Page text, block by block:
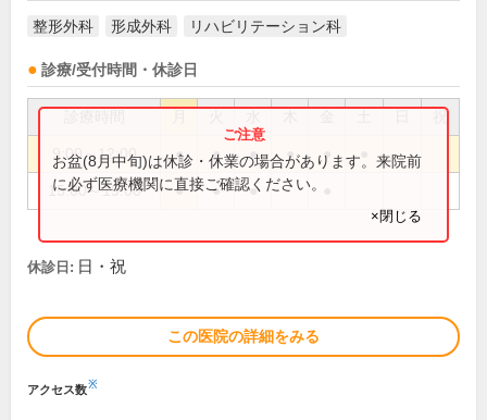
整形外科 形成外科 リハビリテーション科
診療/受付時間・休診日
祝
9:00～12:00 ● ● ● ● ●
15:00～19:00 ● ● ●
お盆(8月中旬)は休診・休業の場合があります。来院前
に必ず医療機関に直接ご確認ください。
×閉じる
休診日: 日・祝
この医院の詳細をみる
アクセス数※